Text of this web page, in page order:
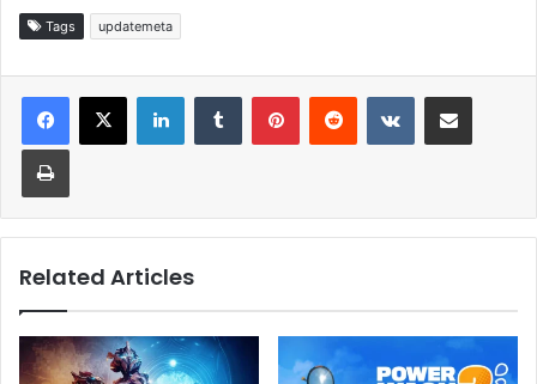
Tags updatemeta
Related Articles